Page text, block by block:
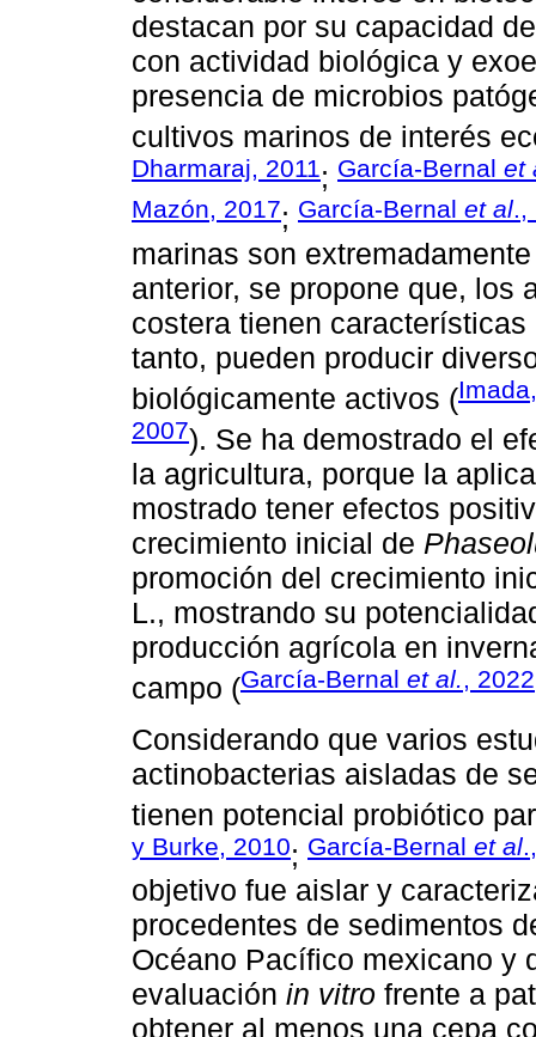
destacan por su capacidad
con actividad biológica y
presencia de microbios
cultivos marinos de interés
Dharmaraj, 2011; García-Bernal et
Mazón, 2017; García-Bernal et al.,
marinas son
anterior, se propone que, los
costera tienen
tanto, pueden producir
biológicamente activos (
2007). Se ha demostrado el
la agricultura, porque la
mostrado tener efectos
crecimiento inicial de
promoción del crecimiento
L., mostrando su
producción agrícola en
campo (García-Bernal et al., 2022
Considerando que varios
actinobacterias aisladas de
tienen potencial probiótico
y Burke, 2010; García-Bernal et al
objetivo fue aislar y
procedentes de sedimentos
Océano Pacífico mexicano y
evaluación in vitro frente a
obtener al menos una cepa